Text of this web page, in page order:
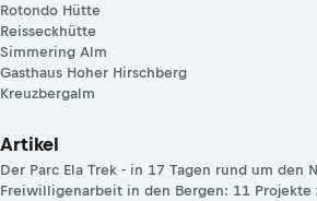
Rotondo Hütte
Reisseckhütte
Simmering Alm
Gasthaus Hoher Hirschberg
Kreuzbergalm
Artikel
Der Parc Ela Trek - in 17 Tagen rund um den
Freiwilligenarbeit in den Bergen: 11 Projekte